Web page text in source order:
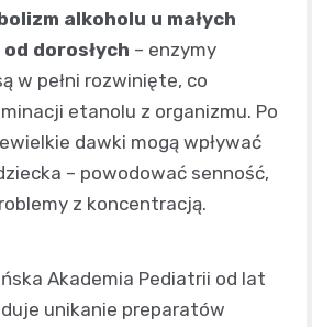
alkoholu u małych
dorosłych – enzymy
w pełni rozwinięte, co
etanolu z organizmu. Po
dawki mogą wpływać
– powodować senność,
z koncentracją.
Akademia Pediatrii od lat
unikanie preparatów